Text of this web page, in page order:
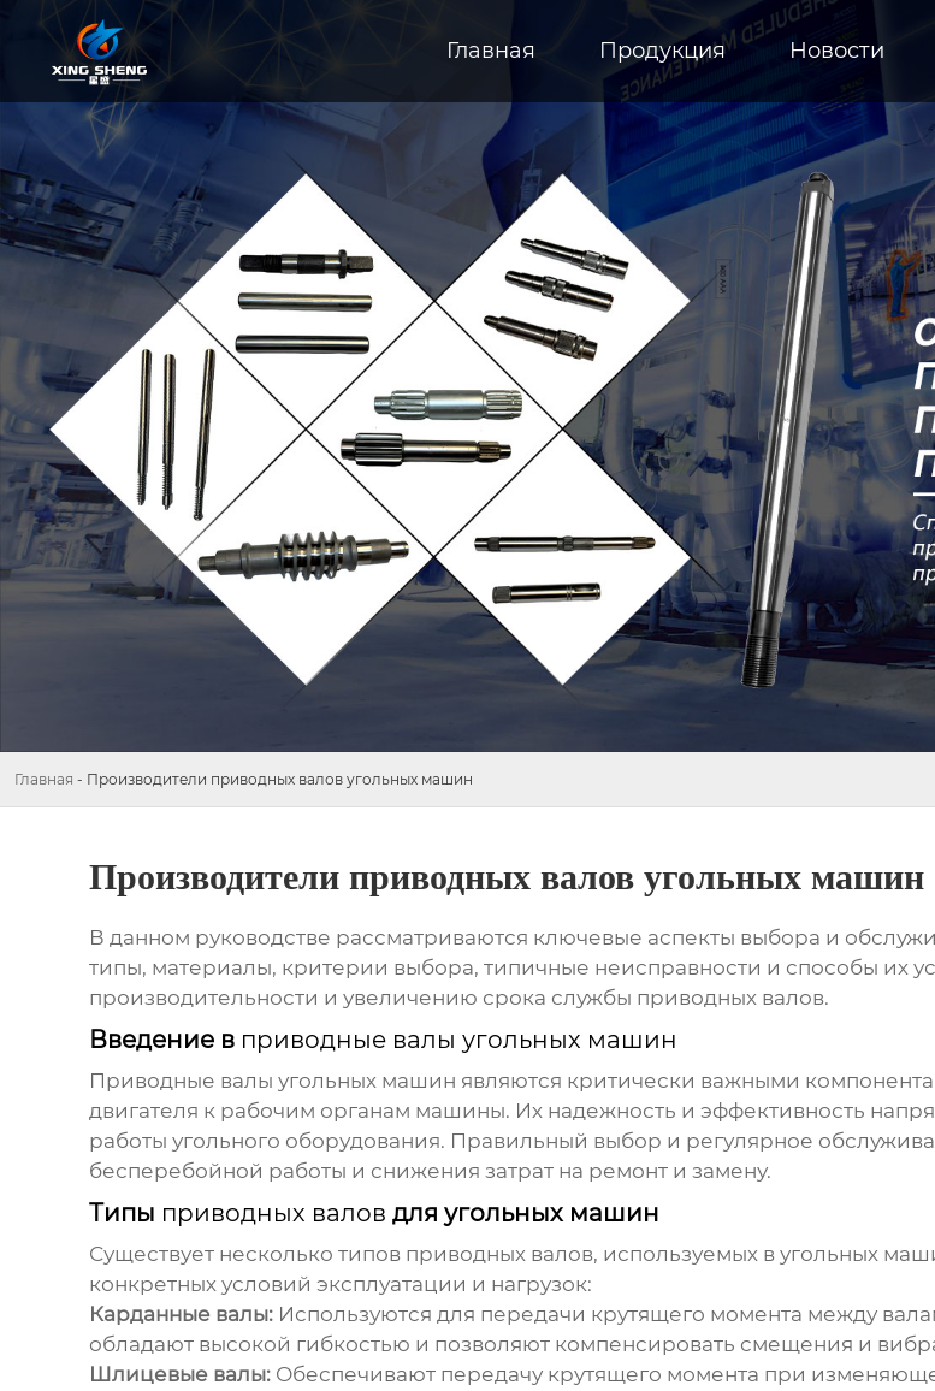
Главная Продукция Новости
Главная - Производители приводных валов угольных машин
Производители приводных валов угольных машин
В данном руководстве рассматриваются ключевые аспекты выбора и
типы, материалы, критерии выбора, типичные неисправности и способы их
производительности и увеличению срока службы приводных валов.
Введение в приводные валы угольных машин
Приводные валы угольных машин являются критически важными
двигателя к рабочим органам машины. Их надежность и эффективность
работы угольного оборудования. Правильный выбор и регулярное
бесперебойной работы и снижения затрат на ремонт и замену.
Типы приводных валов для угольных машин
Существует несколько типов приводных валов, используемых в угольных
конкретных условий эксплуатации и нагрузок:
Карданные валы:Используются для передачи крутящего момента между
обладают высокой гибкостью и позволяют компенсировать смещения и
Шлицевые валы:Обеспечивают передачу крутящего момента при